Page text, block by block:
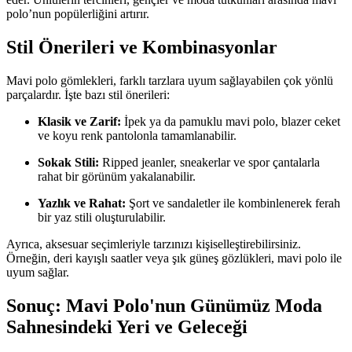
polo’nun popülerliğini artırır.
Stil Önerileri ve Kombinasyonlar
Mavi polo gömlekleri, farklı tarzlara uyum sağlayabilen çok yönlü
parçalardır. İşte bazı stil önerileri:
Klasik ve Zarif: İpek ya da pamuklu mavi polo, blazer ceket
ve koyu renk pantolonla tamamlanabilir.
Sokak Stili: Ripped jeanler, sneakerlar ve spor çantalarla
rahat bir görünüm yakalanabilir.
Yazlık ve Rahat: Şort ve sandaletler ile kombinlenerek ferah
bir yaz stili oluşturulabilir.
Ayrıca, aksesuar seçimleriyle tarzınızı kişiselleştirebilirsiniz.
Örneğin, deri kayışlı saatler veya şık güneş gözlükleri, mavi polo ile
uyum sağlar.
Sonuç: Mavi Polo'nun Günümüz Moda
Sahnesindeki Yeri ve Geleceği